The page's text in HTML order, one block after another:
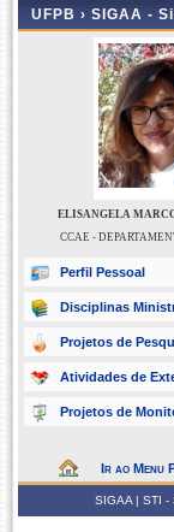
UFPB › SIGAA -
ELISANGELA
CCAE -
Perfil Pessoal
Disciplinas
Projetos de
Atividades de
Projetos de
Ir ao Menu
SIGAA | STI